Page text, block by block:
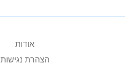
אודות
הצהרת נגישות